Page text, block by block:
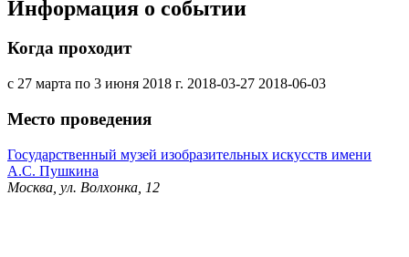
Информация о событии
Когда проходит
с 27 марта по 3 июня 2018 г. 2018-03-27 2018-06-03
Место проведения
Государственный музей изобразительных искусств имени
А.С. Пушкина
Москва, ул. Волхонка, 12